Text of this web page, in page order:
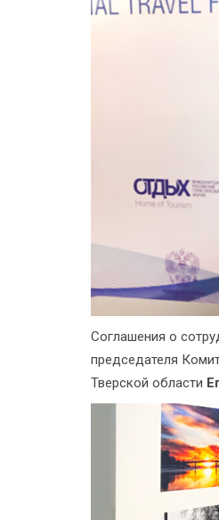
Соглашения о
председателя
Тверской области